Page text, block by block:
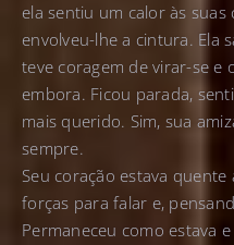
ela sentiu um calor às
envolveu-lhe a cintura. Ela
teve coragem de virar-se e
embora. Ficou parada,
mais querido. Sim, sua
sempre.
Seu coração estava
forças para falar e,
Permaneceu como estava